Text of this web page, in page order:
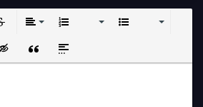
linkhidden text
Insert QuoteInsert spoiler